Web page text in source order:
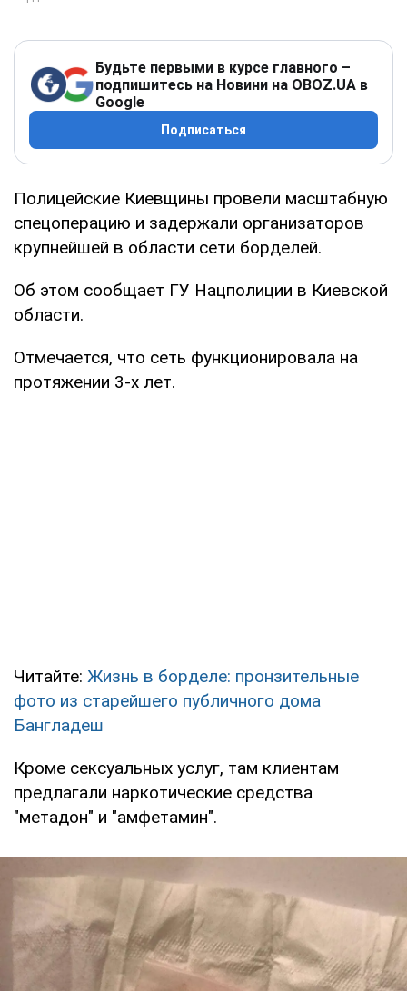
Будьте первыми в курсе главного –
подпишитесь на Новини на OBOZ.UA в
Google
Подписаться
Полицейские Киевщины провели масштабную
спецоперацию и задержали организаторов
крупнейшей в области сети борделей.
Об этом сообщает ГУ Нацполиции в Киевской
области.
Отмечается, что сеть функционировала на
протяжении 3-х лет.
Читайте: Жизнь в борделе: пронзительные
фото из старейшего публичного дома
Бангладеш
Кроме сексуальных услуг, там клиентам
предлагали наркотические средства
"метадон" и "амфетамин".